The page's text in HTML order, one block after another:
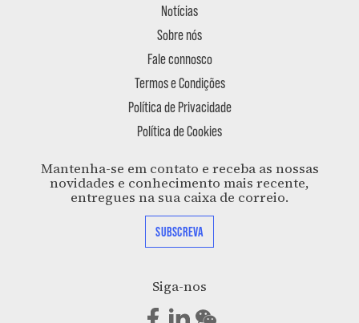
Notícias
Sobre nós
Fale connosco
Termos e Condições
Política de Privacidade
Política de Cookies
Mantenha-se em contato e receba as nossas
novidades e conhecimento mais recente,
entregues na sua caixa de correio.
SUBSCREVA
Siga-nos